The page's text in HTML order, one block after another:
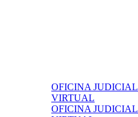
OFICINA JUDICIAL
VIRTUAL
OFICINA JUDICIAL